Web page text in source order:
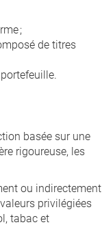
;
de titres
basée sur une
rigoureuse, les
ou indirectement
privilégiées
tabac et